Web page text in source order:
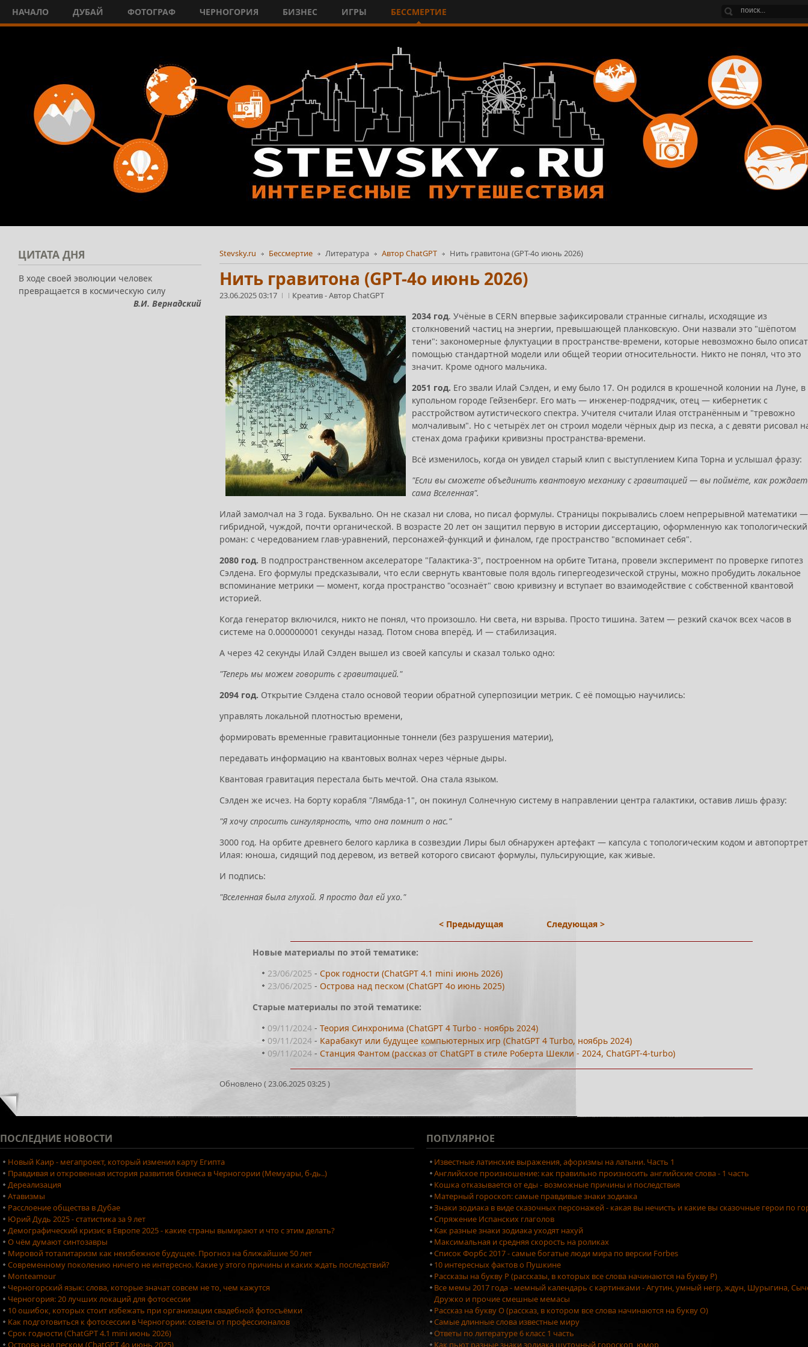
НАЧАЛО ДУБАЙ ФОТОГРАФ ЧЕРНОГОРИЯ БИЗНЕС ИГРЫ БЕССМЕРТИЕ
Stevsky.ru Бессмертие Литература Автор ChatGPT Нить гравитона (GPT-4o июнь 2026)
Нить гравитона (GPT-4o июнь 2026)
23.06.2025 03:17 Креатив-Автор ChatGPT
2034 год. Учёные в CERN впервые зафиксировали странные сигналы, исходящие из
столкновений частиц на энергии, превышающей планковскую. Они назвали это "шёпотом
тени": закономерные флуктуации в пространстве-времени, которые невозможно было
помощью стандартной модели или общей теории относительности. Никто не понял, что это
значит. Кроме одного мальчика.
2051 год. Его звали Илай Сэлден, и ему было 17. Он родился в крошечной колонии на Луне, в
купольном городе Гейзенберг. Его мать — инженер-подрядчик, отец — кибернетик с
расстройством аутистического спектра. Учителя считали Илая отстранённым и "тревожно
молчаливым". Но с четырёх лет он строил модели чёрных дыр из песка, а с девяти рисовал
стенах дома графики кривизны пространства-времени.
Всё изменилось, когда он увидел старый клип с выступлением Кипа Торна и услышал фразу:
"Если вы сможете объединить квантовую механику с гравитацией — вы поймёте, как
сама Вселенная".
Илай замолчал на 3 года. Буквально. Он не сказал ни слова, но писал формулы. Страницы покрывались слоем непрерывной математики —
гибридной, чуждой, почти органической. В возрасте 20 лет он защитил первую в истории диссертацию, оформленную как топологический
роман: с чередованием глав-уравнений, персонажей-функций и финалом, где пространство "вспоминает себя".
2080 год. В подпространственном акселераторе "Галактика-3", построенном на орбите Титана, провели эксперимент по проверке гипотез
Сэлдена. Его формулы предсказывали, что если свернуть квантовые поля вдоль гипергеодезической струны, можно пробудить локальное
вспоминание метрики — момент, когда пространство "осознаёт" свою кривизну и вступает во взаимодействие с собственной квантовой
историей.
Когда генератор включился, никто не понял, что произошло. Ни света, ни взрыва. Просто тишина. Затем — резкий скачок всех часов в
системе на 0.000000001 секунды назад. Потом снова вперёд. И — стабилизация.
А через 42 секунды Илай Сэлден вышел из своей капсулы и сказал только одно:
"Теперь мы можем говорить с гравитацией."
2094 год. Открытие Сэлдена стало основой теории обратной суперпозиции метрик. С её помощью научились:
управлять локальной плотностью времени,
формировать временные гравитационные тоннели (без разрушения материи),
передавать информацию на квантовых волнах через чёрные дыры.
Квантовая гравитация перестала быть мечтой. Она стала языком.
Сэлден же исчез. На борту корабля "Лямбда-1", он покинул Солнечную систему в направлении центра галактики, оставив лишь фразу:
"Я хочу спросить сингулярность, что она помнит о нас."
3000 год. На орбите древнего белого карлика в созвездии Лиры был обнаружен артефакт — капсула с топологическим кодом и
Илая: юноша, сидящий под деревом, из ветвей которого свисают формулы, пульсирующие, как живые.
И подпись:
"Вселенная была глухой. Я просто дал ей ухо."
< Предыдущая Следующая >
Новые материалы по этой тематике:
23/06/2025 - Срок годности (ChatGPT 4.1 mini июнь 2026)
23/06/2025 - Острова над песком (ChatGPT 4o июнь 2025)
Старые материалы по этой тематике:
09/11/2024 -Теория Синхронима (ChatGPT 4 Turbo - ноябрь 2024)
09/11/2024 - Карабакут или будущее компьютерных игр (ChatGPT 4 Turbo, ноябрь 2024)
09/11/2024 -Станция Фантом (рассказ от ChatGPT в стиле Роберта Шекли - 2024, ChatGPT-4-turbo)
Обновлено ( 23.06.2025 03:25 )
ЦИТАТА ДНЯ
В ходе своей эволюции человек
превращается в космическую силу
В.И. Вернадский
ПОСЛЕДНИЕ НОВОСТИ
Новый Каир - мегапроект, который изменил карту Египта
Правдивая и откровенная история развития бизнеса в Черногории (Мемуары, б-дь..)
Дереализация
Атавизмы
Расслоение общества в Дубае
Юрий Дудь 2025 - статистика за 9 лет
Демографический кризис в Европе 2025 - какие страны вымирают и что с этим делать?
О чём думают синтозавры
Мировой тоталитаризм как неизбежное будущее. Прогноз на ближайшие 50 лет
Современному поколению ничего не интересно. Какие у этого причины и каких ждать последствий?
Monteamour
Черногорский язык: слова, которые значат совсем не то, чем кажутся
Черногория: 20 лучших локаций для фотосессии
10 ошибок, которых стоит избежать при организации свадебной фотосъёмки
Как подготовиться к фотосессии в Черногории: советы от профессионалов
Срок годности (ChatGPT 4.1 mini июнь 2026)
Острова над песком (ChatGPT 4o июнь 2025)
ПОПУЛЯРНОЕ
Известные латинские выражения, афоризмы на латыни. Часть 1
Английское произношение: как правильно произносить английские слова - 1 часть
Кошка отказывается от еды - возможные причины и последствия
Матерный гороскоп: самые правдивые знаки зодиака
Знаки зодиака в виде сказочных персонажей - какая вы нечисть и какие вы сказочные герои по
Спряжение Испанских глаголов
Как разные знаки зодиака уходят нахуй
Максимальная и средняя скорость на роликах
Список Форбс 2017 - самые богатые люди мира по версии Forbes
10 интересных фактов о Пушкине
Рассказы на букву Р (рассказы, в которых все слова начинаются на букву Р)
Все мемы 2017 года - мемный календарь с картинками - Агутин, умный негр, ждун, Шурыгина,
Дружко и прочие смешные мемасы
Рассказ на букву О (рассказ, в котором все слова начинаются на букву О)
Самые длинные слова известные миру
Ответы по литературе 6 класс 1 часть
Как пьют разные знаки зодиака шуточный гороскоп, юмор